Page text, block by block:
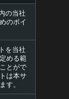
の当社
のポイ
を当社
める範
とがで
は本サ
す。